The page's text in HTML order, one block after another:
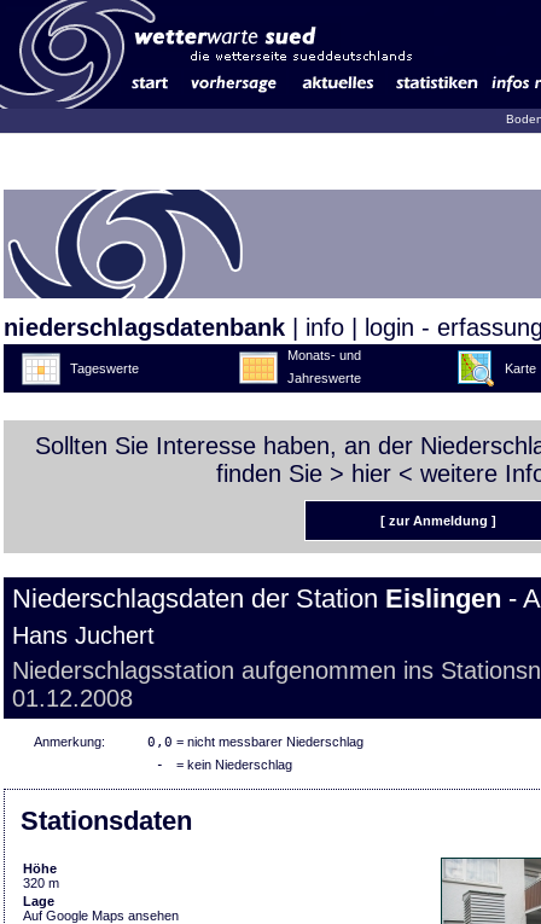
niederschlagsdatenbank info login -
Tageswerte
Monats- und
Jahreswerte
Karte
Sollten Sie Interesse haben, an der
finden Sie > hier < weitere
[ zur Anmeldung ]
Niederschlagsdaten der Station Eislingen -
Hans Juchert
Niederschlagsstation aufgenommen ins
01.12.2008
Anmerkung: 0,0 = nicht messbarer Niederschlag
- = kein Niederschlag
Stationsdaten
Höhe
320 m
Lage
Auf Google Maps ansehen